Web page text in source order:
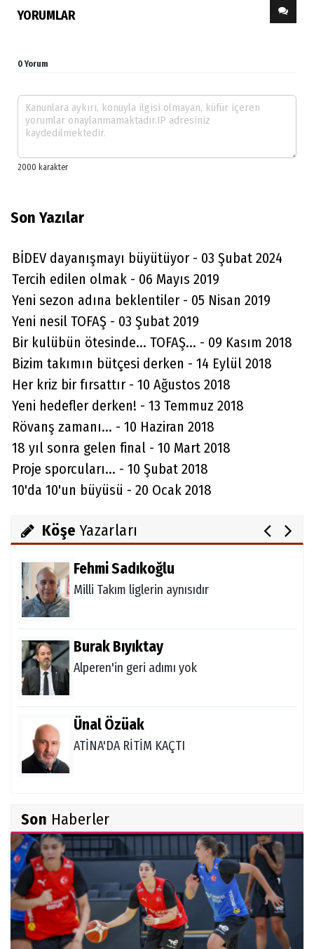
YORUMLAR
0 Yorum
Son Yazılar
BİDEV dayanışmayı büyütüyor - 03 Şubat 2024
Tercih edilen olmak - 06 Mayıs 2019
Yeni sezon adına beklentiler - 05 Nisan 2019
Yeni nesil TOFAŞ - 03 Şubat 2019
Bir kulübün ötesinde... TOFAŞ... - 09 Kasım 2018
Bizim takımın bütçesi derken - 14 Eylül 2018
Her kriz bir fırsattır - 10 Ağustos 2018
Yeni hedefler derken! - 13 Temmuz 2018
Rövanş zamanı... - 10 Haziran 2018
18 yıl sonra gelen final - 10 Mart 2018
Proje sporcuları... - 10 Şubat 2018
10'da 10'un büyüsü - 20 Ocak 2018
Köşe Yazarları
Aydın Örs
Ataman için imkansız yok
Melda Yakupoğlu
Fehmi Sadıkoğlu
Milli Takım liglerin aynısıdır
Burak Bıyıktay
Alperen'in geri adımı yok
Ünal Özüak
ATİNA'DA RİTİM KAÇTI
DELİKANLI KOÇLAR
Hüseyin Demir
Amerikan Rüyası: Genç Türklerin NCAA
Rotası Büyüyor
Son Haberler